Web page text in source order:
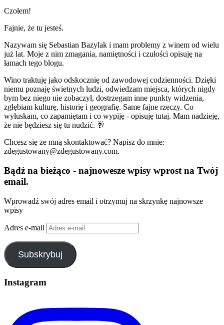
Czołem!
Fajnie, że tu jesteś.
Nazywam się Sebastian Bazylak i mam problemy z winem od wielu
już lat. Moje z nim zmagania, namiętności i czułości opisuję na
łamach tego blogu.
Wino traktuję jako odskocznię od zawodowej codzienności. Dzięki
niemu poznaję świetnych ludzi, odwiedzam miejsca, których nigdy
bym bez niego nie zobaczył, dostrzegam inne punkty widzenia,
zgłębiam kulturę, historię i geografię. Same fajne rzeczy. Co
wyłuskam, co zapamiętam i co wypiję - opisuję tutaj. Mam nadzieję,
że nie będziesz się tu nudzić. 🥂
Chcesz się ze mną skontaktować? Napisz do mnie:
zdegustowany@zdegustowany.com.
Bądź na bieżąco - najnowesze wpisy wprost na Twój
email.
Wprowadź swój adres email i otrzymuj na skrzynkę najnowsze
wpisy
Adres e-mail
Subskrybuj
Instagram